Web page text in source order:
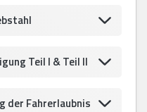
Teil I & Teil II
der Fahrerlaubnis